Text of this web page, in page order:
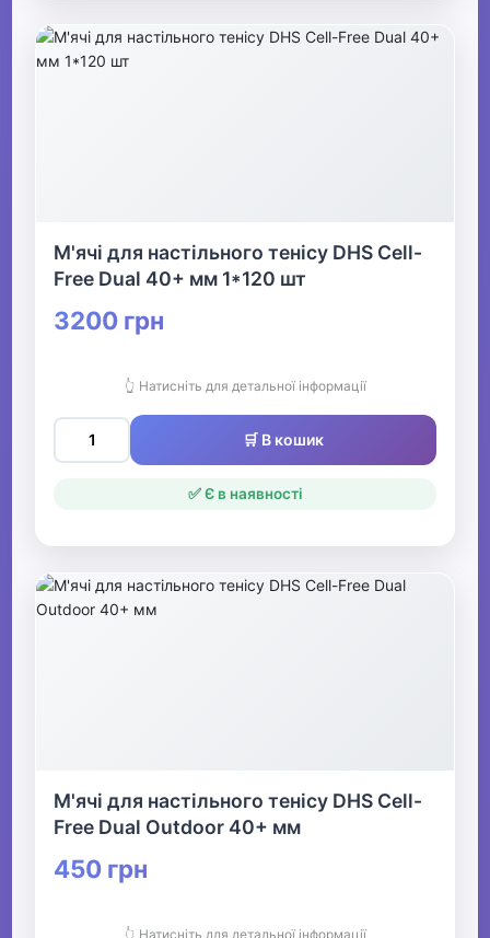
М'ячі для настільного тенісу DHS Cell-
Free Dual 40+ мм 1*120 шт
3200 грн
👆 Натисніть для детальної інформації
🛒 В кошик
✅ Є в наявності
М'ячі для настільного тенісу DHS Cell-
Free Dual Outdoor 40+ мм
450 грн
👆 Натисніть для детальної інформації